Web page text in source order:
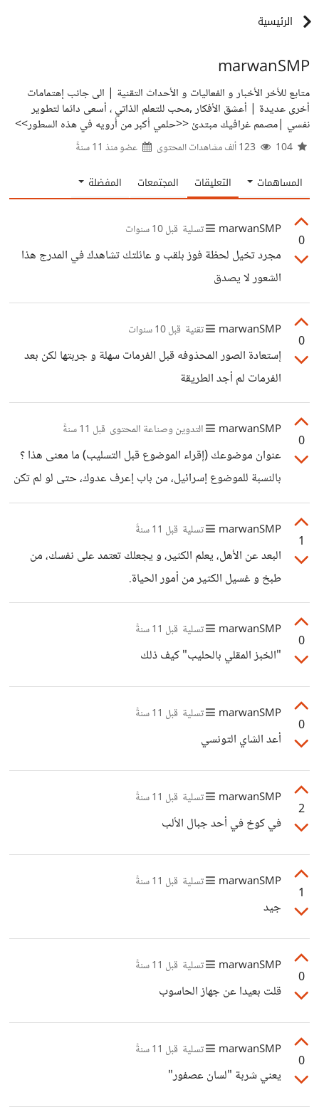
الرئيسية
marwanSMP
متابع للأخر الأخبار و الفعاليات و الأحداث التقنية | الى جانب إهتمامات
أخرى عديدة | أعشق الأفكار ,محب للتعلم الذاتي ، أسعى دائما لتطوير
نفسي |مصمم غرافيك مبتدئ <<حلمي أكبر من أرويه في هذه السطور>>
عضو منذ 11 سنةً
المساهمات التعليقات المجتمعات المفضلة
0
marwanSMP تسلية قبل 10 سنوات
مجرد تخيل لحظة فوز بلقب و عائلتك تشاهدك في المدرج هذا
الشعور لا يصدق
0
marwanSMP تقنية قبل 10 سنوات
إستعادة الصور المحذوفه قبل الفرمات سهلة و جربتها لكن بعد
الفرمات لم أجد الطريقة
0
marwanSMP التدوين وصناعة المحتوى قبل 11 سنةً
عنوان موضوعك (إقراء الموضوع قبل التسليب) ما معنى هذا ؟
بالنسبة للموضوع إسرائيل، من باب إعرف عدوك، حتى لو لم تكن
إسرائيل هي أمة الشركات الناشئة، فأضنها ستكون في المراتب
الخمسة الأولى،إسرائيل في مجال الصناعات الغذائية أو
التكنولوجية أو العسكرية من الأوائل عالميا، إسرائيل في مجال
التعليم و البحث العلمي أفضل منا نحن العرب بكثير و إن بقينا
1
marwanSMP تسلية قبل 11 سنةً
البعد عن الأهل، يعلم الكثير، و يجعلك تعتمد على نفسك، من
طبخ و غسيل الكثير من أمور الحياة.
0
marwanSMP تسلية قبل 11 سنةً
"الخبز المقلي بالحليب" كيف ذلك
0
marwanSMP تسلية قبل 11 سنةً
أعد الشاي التونسي
2
marwanSMP تسلية قبل 11 سنةً
في كوخ في أحد جبال الألب
1
marwanSMP تسلية قبل 11 سنةً
جيد
0
marwanSMP تسلية قبل 11 سنةً
قلت بعيدا عن جهاز الحاسوب
0
marwanSMP تسلية قبل 11 سنةً
يعني شربة "لسان عصفور"